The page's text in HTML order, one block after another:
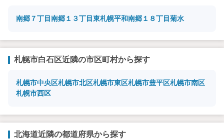
南郷７丁目南郷１３丁目東札幌平和南郷１８丁目菊水
札幌市白石区近隣の市区町村から探す
札幌市中央区札幌市北区札幌市東区札幌市豊平区札幌市南区
札幌市西区
北海道近隣の都道府県から探す